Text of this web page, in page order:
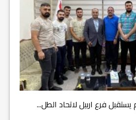
يستقبل فرع اربيل لاتحاد الطل...